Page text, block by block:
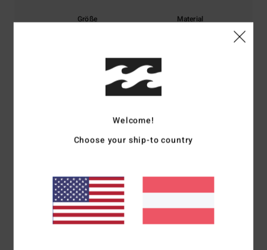
Größe
Material
Farbe
5.0
5/5
29. Mai 2026
Original anzeigen - Français
Welcome!
Choose your ship-to country